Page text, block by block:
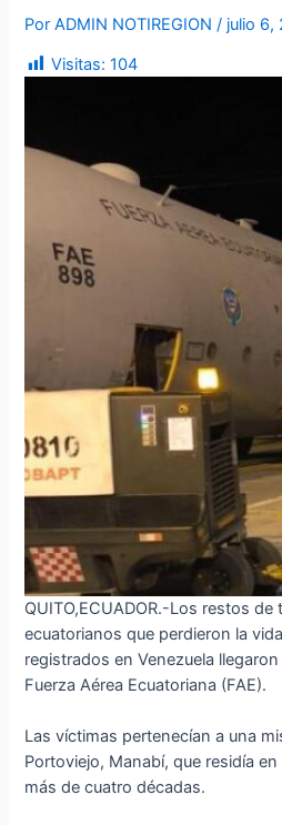
PorADMIN NOTIREGION/ julio 6,
Visitas: 104
QUITO,ECUADOR.-Los restos de
ecuatorianos que perdieron la
registrados en Venezuela
Fuerza Aérea Ecuatoriana (FAE).
Las víctimas pertenecían a una
Portoviejo, Manabí, que residía
más de cuatro décadas.